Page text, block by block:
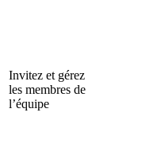
Invitez et gérez
les membres de
l’équipe